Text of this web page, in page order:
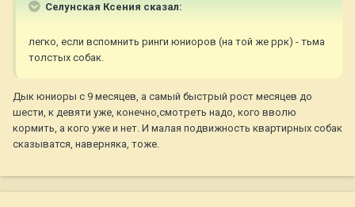
Селунская Ксения сказал:
легко, если вспомнить ринги юниоров (на той же ррк) - тьма
толстых собак.
Дык юниоры с 9 месяцев, а самый быстрый рост месяцев до
шести, к девяти уже, конечно,смотреть надо, кого вволю
кормить, а кого уже и нет. И малая подвижность квартирных собак
сказыватся, наверняка, тоже.